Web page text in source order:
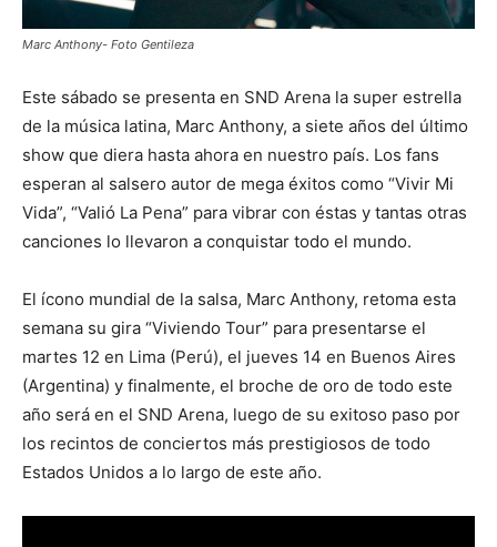
Marc Anthony- Foto Gentileza
Este sábado se presenta en SND Arena la super estrella
de la música latina, Marc Anthony, a siete años del último
show que diera hasta ahora en nuestro país. Los fans
esperan al salsero autor de mega éxitos como “Vivir Mi
Vida”, “Valió La Pena” para vibrar con éstas y tantas otras
canciones lo llevaron a conquistar todo el mundo.
El ícono mundial de la salsa, Marc Anthony, retoma esta
semana su gira “Viviendo Tour” para presentarse el
martes 12 en Lima (Perú), el jueves 14 en Buenos Aires
(Argentina) y finalmente, el broche de oro de todo este
año será en el SND Arena, luego de su exitoso paso por
los recintos de conciertos más prestigiosos de todo
Estados Unidos a lo largo de este año.